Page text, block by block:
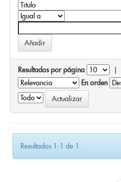
Resultados por página |
En orden
Resultados 1-1 de 1.